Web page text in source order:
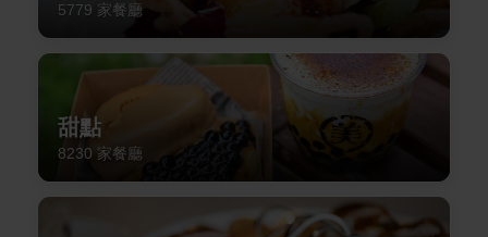
5779 家餐廳
甜點
8230 家餐廳